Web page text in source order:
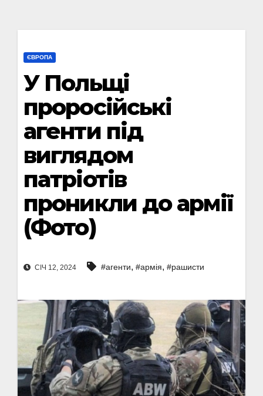
ЄВРОПА
У Польщі
проросійські
агенти під
виглядом
патріотів
проникли до армії
(Фото)
СІЧ 12, 2024 #агенти, #армія, #рашисти